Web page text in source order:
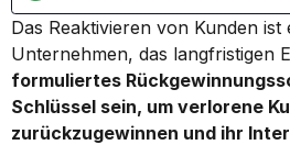
Das Reaktivieren von Kunden ist
Unternehmen, das langfristigen
formuliertes
Schlüssel sein, um verlorene
zurückzugewinnen und ihr